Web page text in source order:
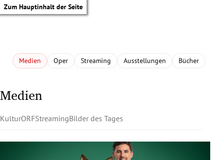
Zum Hauptinhalt der Seite
Medien Oper Streaming Ausstellungen Bücher
Medien
KulturORFStreamingBilder des Tages